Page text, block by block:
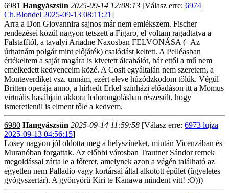
6981 Hangyászsün 2025-09-14 12:08:13 [Válasz erre: 6974
Ch.Blondel 2025-09-13 08:11:21]
Arra a Don Giovannira sajnos már nem emlékszem. Fischer
rendezései közül nagyon tetszett a Figaro, el voltam ragadtatva a
Falstafftól, a tavalyi Ariadne Naxosban FELVONÁSA (+Az
úrhatnám polgár mint előjáték) csalódást keltett. A Pelléasban
értékeltem a saját magára is kivetett álcahálót, bár ettől a mű nem
emelkedett kedvenceim közé. A Cosit egyáltalán nem szeretem, a
Monteverdiket vsz. unnám, ezért eleve húzódzkodom tőlük. Végül
Britten operája anno, a hírhedt Erkel színházi előadáson itt a Momus
virtuális hasábjain akkora ledorongolásban részesült, hogy
ismeretlenül is elment tőle a kedvem.
6980 Hangyászsün 2025-09-14 11:59:58 [Válasz erre: 6973 lujza
2025-09-13 04:56:15]
Losey nagyon jól oldotta meg a helyszíneket, miután Vicenzában és
Muranóban forgattak. Az előbbi városban Trautner Sándor remek
megoldással zárta le a főteret, amelynek azon a végén található az
egyetlen nem Palladio vagy kortársai által alkotott épület (ügyeletes
gyógyszertár). A gyönyörű Kiri te Kanawa mindent vitt! :O)))